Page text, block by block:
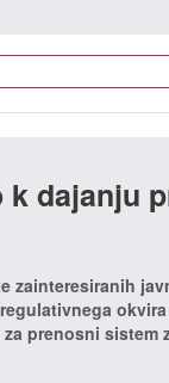
dajanju
zainteresiranih
prenosni sistem